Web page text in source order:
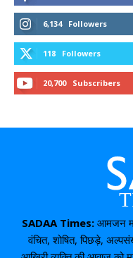
6,134 Followers
118 Followers
20,700 Subscribers
SADAA Times: आमजन
वंचित, शोषित, पिछड़े,